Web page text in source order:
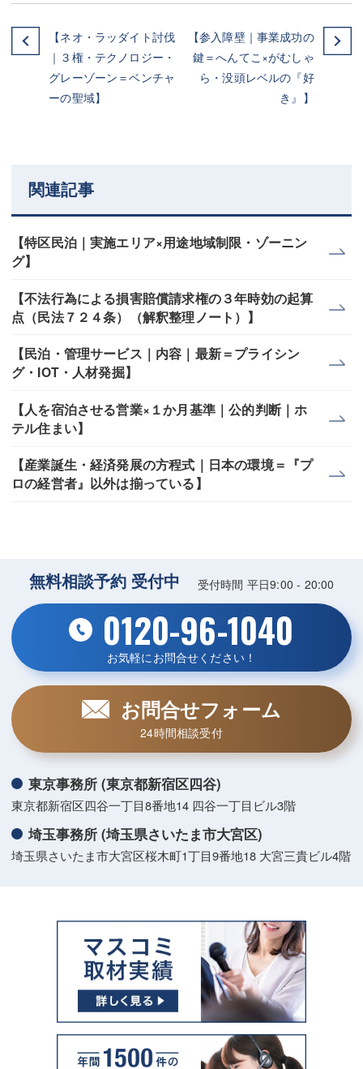
【ネオ・ラッダイト討伐
｜３権・テクノロジー・
グレーゾーン＝ベンチャ
ーの聖域】
【参入障壁｜事業成功の
鍵＝へんてこ×がむしゃ
ら・没頭レベルの『好
き』】
関連記事
【特区民泊｜実施エリア×用途地域制限・ゾーニン
グ】
【不法行為による損害賠償請求権の３年時効の起算
点（民法７２４条）（解釈整理ノート）】
【民泊・管理サービス｜内容｜最新＝プライシン
グ・IOT・人材発掘】
【人を宿泊させる営業×１か月基準｜公的判断｜ホ
テル住まい】
【産業誕生・経済発展の方程式｜日本の環境＝『プ
ロの経営者』以外は揃っている】
無料相談予約 受付中 受付時間 平日9:00 - 20:00
0120-96-1040
お気軽にお問合せください！
お問合せフォーム
24時間相談受付
東京事務所 (東京都新宿区四谷)
東京都新宿区四谷一丁目8番地14 四谷一丁目ビル3階
埼玉事務所 (埼玉県さいたま市大宮区)
埼玉県さいたま市大宮区桜木町1丁目9番地18 大宮三貴ビル4階